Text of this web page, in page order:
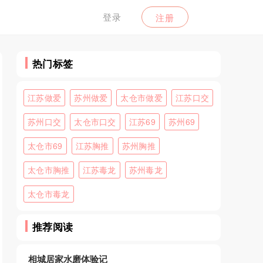
登录 注册
热门标签
江苏做爱 苏州做爱 太仓市做爱 江苏口交
苏州口交 太仓市口交 江苏69 苏州69
太仓市69 江苏胸推 苏州胸推
太仓市胸推 江苏毒龙 苏州毒龙
太仓市毒龙
推荐阅读
相城居家水磨体验记